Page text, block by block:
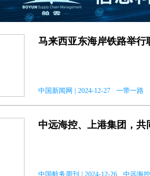
马来西亚东海岸铁路举
中国新闻网 | 2024-12-27 一带一路
中远海控、上港集团，共
中国航务周刊 | 2024-12-26 中远海